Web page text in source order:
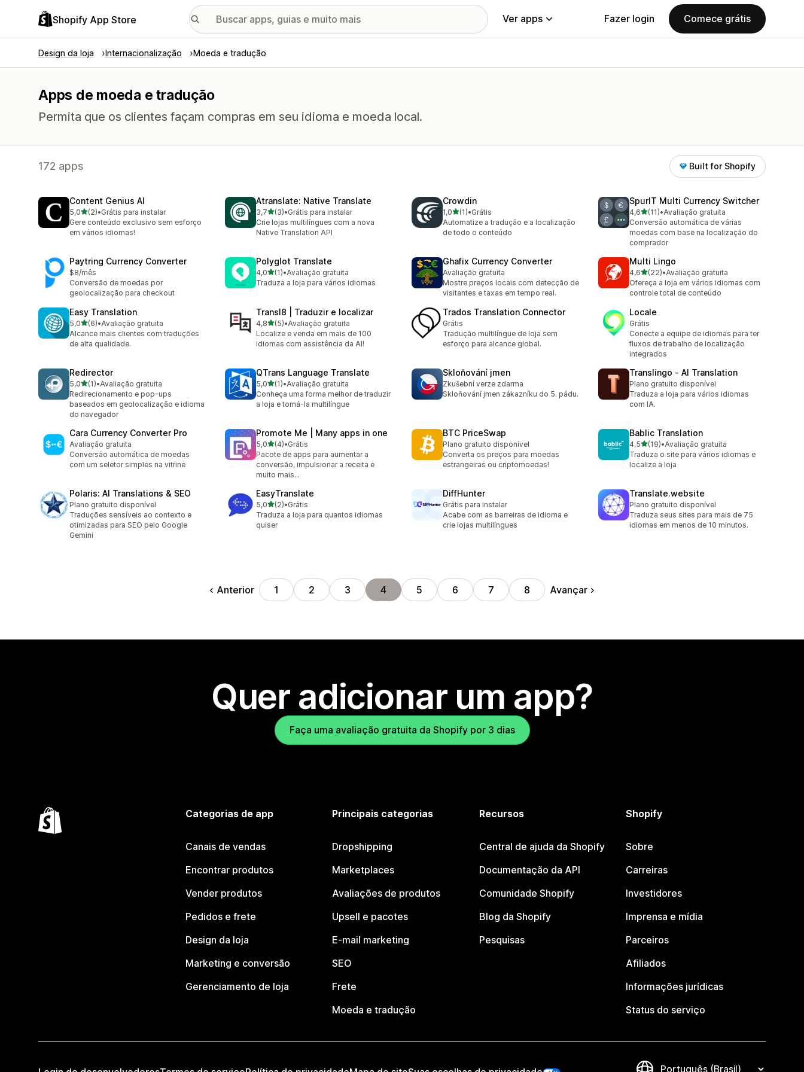
Shopify App Store Ver apps Fazer login Comece grátis
Design da loja Internacionalização Moeda e tradução
Apps de moeda e tradução
Permita que os clientes façam compras em seu idioma e moeda local.
172 apps Built for Shopify
Content Genius AI
5,0de 5 estrelas
(2)
2 avaliações ao todo
•Grátis para instalar
Gere conteúdo exclusivo sem esforço
em vários idiomas!
Atranslate: Native Translate
3,7de 5 estrelas
(3)
3 avaliações ao todo
•Grátis para instalar
Crie lojas multilíngues com a nova
Native Translation API
Crowdin
1,0de 5 estrelas
(1)
1 avaliações ao todo
•Grátis
Automatize a tradução e a localização
de todo o conteúdo
SpurIT Multi Currency Switcher
4,6de 5 estrelas
(11)
11 avaliações ao todo
•Avaliação gratuita
Conversão automática de várias
moedas com base na localização do
comprador
Paytring Currency Converter
$8/mês
Conversão de moedas por
geolocalização para checkout
Polyglot Translate
4,0de 5 estrelas
(1)
1 avaliações ao todo
•Avaliação gratuita
Traduza a loja para vários idiomas
Ghafix Currency Converter
Avaliação gratuita
Mostre preços locais com detecção de
visitantes e taxas em tempo real.
Multi Lingo
4,6de 5 estrelas
(22)
22 avaliações ao todo
•Avaliação gratuita
Ofereça a loja em vários idiomas com
controle total de conteúdo
Easy Translation
5,0de 5 estrelas
(6)
6 avaliações ao todo
•Avaliação gratuita
Alcance mais clientes com traduções
de alta qualidade.
Transl8 | Traduzir e localizar
4,8de 5 estrelas
(5)
5 avaliações ao todo
•Avaliação gratuita
Localize e venda em mais de 100
idiomas com assistência da AI!
Trados Translation Connector
Grátis
Tradução multilíngue de loja sem
esforço para alcance global.
Locale
Grátis
Conecte a equipe de idiomas para ter
fluxos de trabalho de localização
integrados
Redirector
5,0de 5 estrelas
(1)
1 avaliações ao todo
•Avaliação gratuita
Redirecionamento e pop-ups
baseados em geolocalização e idioma
do navegador
QTrans Language Translate
5,0de 5 estrelas
(1)
1 avaliações ao todo
•Avaliação gratuita
Conheça uma forma melhor de traduzir
a loja e torná-la multilíngue
Skloňování jmen
Zkušební verze zdarma
Skloňování jmen zákazníku do 5. pádu.
Translingo ‑ AI Translation
Plano gratuito disponível
Traduza a loja para vários idiomas
com IA.
Cara Currency Converter Pro
Avaliação gratuita
Conversão automática de moedas
com um seletor simples na vitrine
Promote Me | Many apps in one
5,0de 5 estrelas
(4)
4 avaliações ao todo
•Grátis
Pacote de apps para aumentar a
conversão, impulsionar a receita e
muito mais...
BTC PriceSwap
Plano gratuito disponível
Converta os preços para moedas
estrangeiras ou criptomoedas!
Bablic Translation
4,5de 5 estrelas
(19)
19 avaliações ao todo
•Avaliação gratuita
Traduza o site para vários idiomas e
localize a loja
Polaris: AI Translations & SEO
Plano gratuito disponível
Traduções sensíveis ao contexto e
otimizadas para SEO pelo Google
Gemini
EasyTranslate
5,0de 5 estrelas
(2)
2 avaliações ao todo
•Grátis
Traduza a loja para quantos idiomas
quiser
DiffHunter
Grátis para instalar
Acabe com as barreiras de idioma e
crie lojas multilíngues
Translate.website
Plano gratuito disponível
Traduza seus sites para mais de 75
idiomas em menos de 10 minutos.
Anterior 1 2 3 4 5 6 7 8 Avançar
Quer adicionar um app?
Faça uma avaliação gratuita da Shopify por 3 dias
Categorias de app
Canais de vendas
Encontrar produtos
Vender produtos
Pedidos e frete
Design da loja
Marketing e conversão
Gerenciamento de loja
Principais categorias
Dropshipping
Marketplaces
Avaliações de produtos
Upsell e pacotes
E-mail marketing
SEO
Frete
Moeda e tradução
Recursos
Central de ajuda da Shopify
Documentação da API
Comunidade Shopify
Blog da Shopify
Pesquisas
Shopify
Sobre
Carreiras
Investidores
Imprensa e mídia
Parceiros
Afiliados
Informações jurídicas
Status do serviço